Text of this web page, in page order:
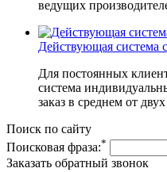
ведущих
Действующая система
Для постоянных
система
заказ в среднем от
Поиск по сайту
Поисковая фраза:*
Заказать обратный звонок